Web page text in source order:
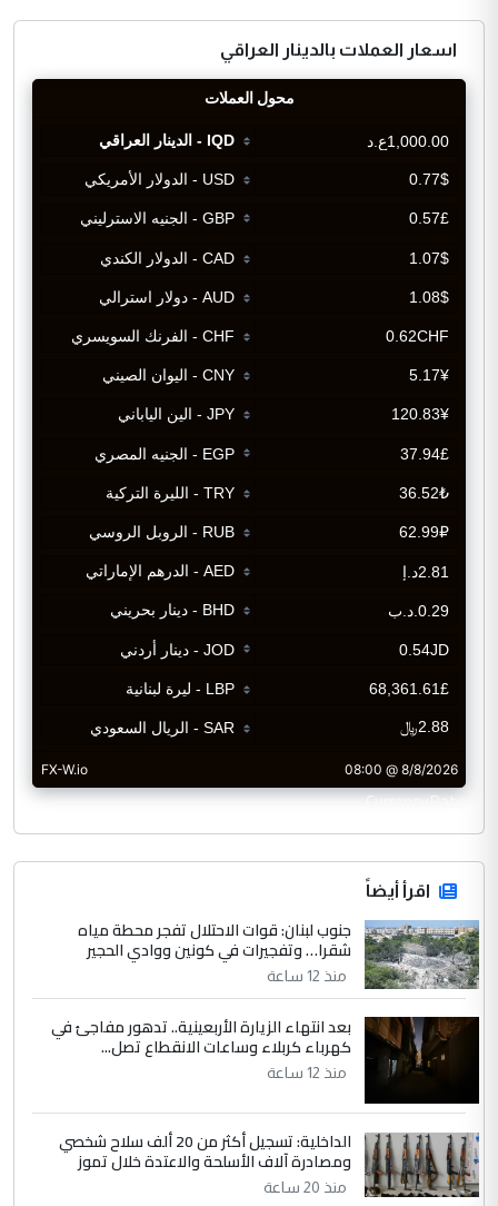
اسعار العملات بالدينار العراقي
CurrencyRate
اقرأ أيضاً
جنوب لبنان: قوات الاحتلال تفجر محطة مياه
شقرا… وتفجيرات في كونين ووادي الحجير
منذ 12 ساعة
بعد انتهاء الزيارة الأربعينية.. تدهور مفاجئ في
كهرباء كربلاء وساعات الانقطاع تصل...
منذ 12 ساعة
الداخلية: تسجيل أكثر من 20 ألف سلاح شخصي
ومصادرة آلاف الأسلحة والاعتدة خلال تموز
منذ 20 ساعة